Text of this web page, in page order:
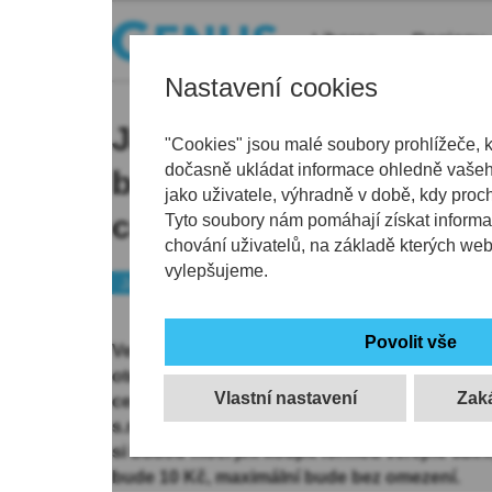
Nastavení cookies
"Cookies" jsou malé soubory prohlížeče,
dočasně ukládat informace ohledně
jako uživatele, výhradně v době, kdy
Tyto soubory nám pomáhají získat
chování uživatelů, na základě kterých
vylepšujeme.
Vlastní nastavení
Liberec Regiony
Jabloneckou novinkou
bude od 3. ledna
centrum
Jablonecko Tip
Ve sběrném dvoře v jablonecké Smetanově
otevřené nové Centrum pro předcházení
centrum. Jeho provoz zajistí společnost
s.r.o., otevřeno bude celý týden kromě
si budou moci jiní koupit formou veřejné
bude 10 Kč, maximální bude bez omezení.